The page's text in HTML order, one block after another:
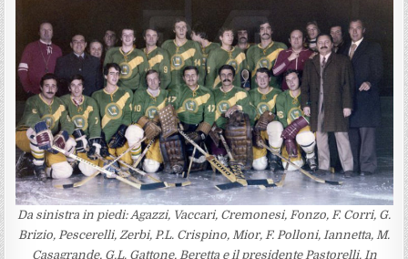
Da sinistra in piedi: Agazzi, Vaccari, Cremonesi, Fonzo, F. Corri, G.
Brizio, Pescerelli, Zerbi, P.L. Crispino, Mior, F. Polloni, Iannetta, M.
Casagrande, G.L. Gattone, Beretta e il presidente Pastorelli. In